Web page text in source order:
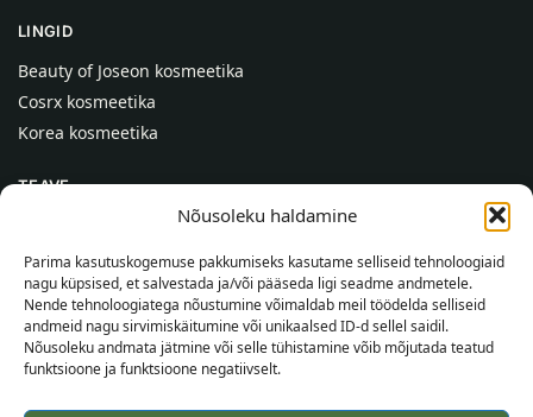
Nõusoleku haldamine
Parima kasutuskogemuse pakkumiseks kasutame selliseid tehnoloogiaid
nagu küpsised, et salvestada ja/või pääseda ligi seadme andmetele.
Nende tehnoloogiatega nõustumine võimaldab meil töödelda selliseid
andmeid nagu sirvimiskäitumine või unikaalsed ID-d sellel saidil.
Nõusoleku andmata jätmine või selle tühistamine võib mõjutada teatud
funktsioone ja funktsioone negatiivselt.
LINGID
Beauty of Joseon kosmeetika
Cosrx kosmeetika
Korea kosmeetika
TEAVE
Kontaktid
Abi
TEAVE OSTJALE
Tarnetingimused
Tingimused